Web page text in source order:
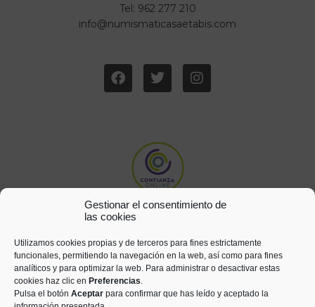
Gestionar el consentimiento de
las cookies
Utilizamos cookies propias y de terceros para fines estrictamente
funcionales, permitiendo la navegación en la web, así como para fines
analíticos y para optimizar la web. Para administrar o desactivar estas
cookies haz clic en Preferencias.
Pulsa el botón Aceptar para confirmar que has leído y aceptado la
Tel: 962 277 210
info@numismaticasaetabis.com